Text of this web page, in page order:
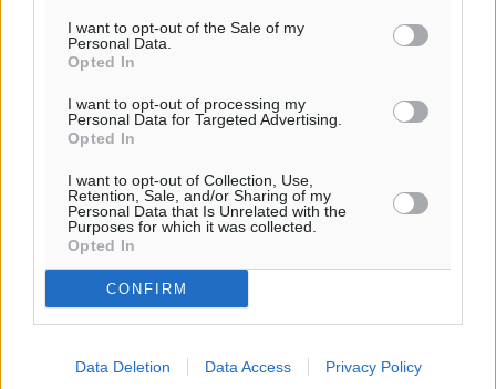
I want to opt-out of the Sale of my
Personal Data.
Opted In
I want to opt-out of processing my
Personal Data for Targeted Advertising.
Opted In
I want to opt-out of Collection, Use,
Retention, Sale, and/or Sharing of my
Personal Data that Is Unrelated with the
Purposes for which it was collected.
Opted In
CONFIRM
Data Deletion Data Access Privacy Policy
αίθριος καιρός
28°
πρόγνωση:
°
ΣΑ